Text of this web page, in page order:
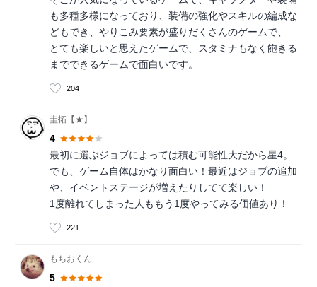
も多種多様になっており、装備の強化やスキルの編成な
どもでき、やりこみ要素が盛りだくさんのゲームで、
とても楽しいと思えたゲームで、スタミナもなく飽きる
までできるゲームで面白いです。
204
圭拓【★】
4
最初に選ぶジョブによっては積む可能性大だから星4。
でも、ゲーム自体はかなり面白い！最近はジョブの追加
や、イベントステージが増えたりしてて楽しい！
1度離れてしまった人ももう1度やってみる価値あり！
221
もちおくん
5